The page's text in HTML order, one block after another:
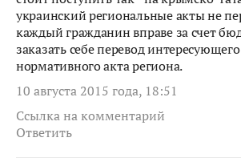
украинский региональные акты не
каждый гражданин вправе за счет
заказать себе перевод
нормативного акта региона.
10 августа 2015 года, 18:51
Ссылка на комментарий
Ответить